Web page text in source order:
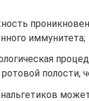
иммунитета;
полости,